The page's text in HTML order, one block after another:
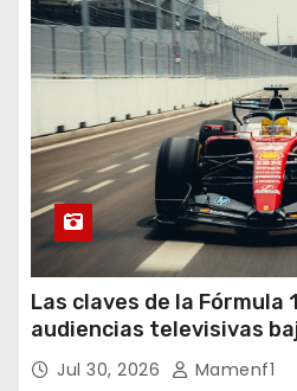
Las claves de la Fórmula
audiencias televisivas
los circuitos suben y en
vienen sorpresas
Jul 30, 2026 Mamenf1